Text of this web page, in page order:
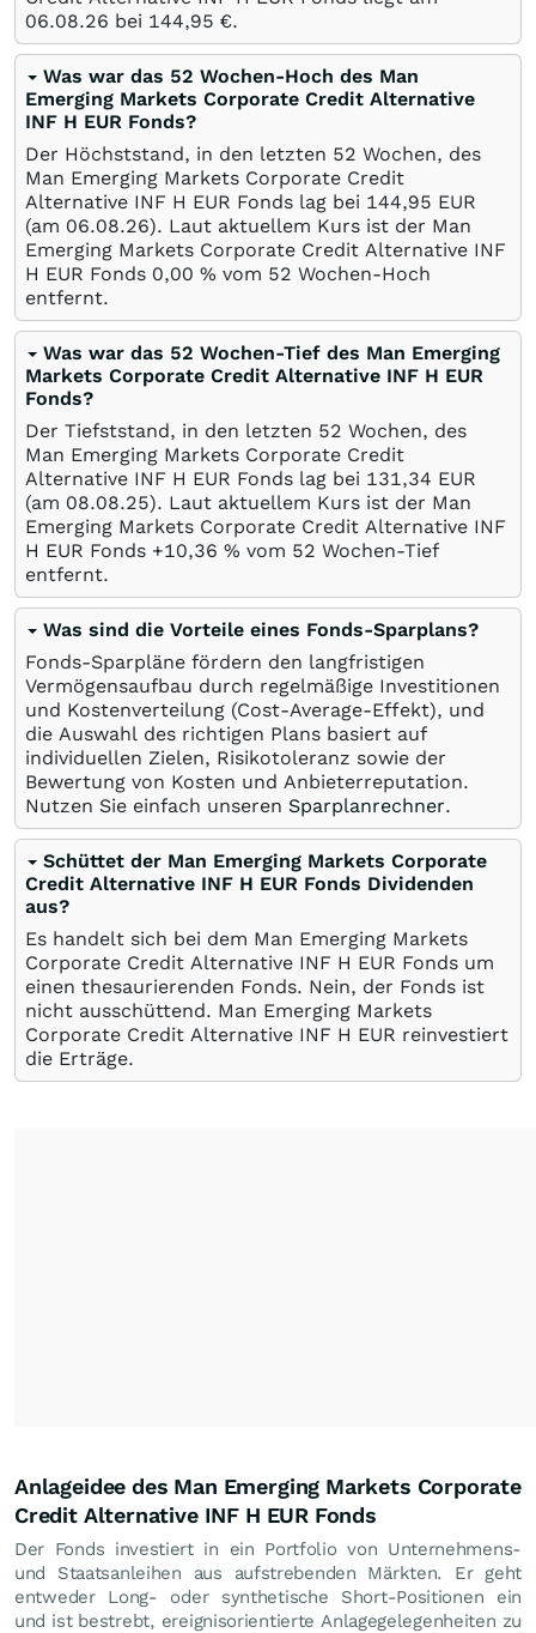
06.08.26 bei 144,95 €.
Was war das 52 Wochen-Hoch des Man
Emerging Markets Corporate Credit Alternative
INF H EUR Fonds?
Der Höchststand, in den letzten 52 Wochen, des
Man Emerging Markets Corporate Credit
Alternative INF H EUR Fonds lag bei 144,95 EUR
(am 06.08.26). Laut aktuellem Kurs ist der Man
Emerging Markets Corporate Credit Alternative INF
H EUR Fonds 0,00 % vom 52 Wochen-Hoch
entfernt.
Was war das 52 Wochen-Tief des Man Emerging
Markets Corporate Credit Alternative INF H EUR
Fonds?
Der Tiefststand, in den letzten 52 Wochen, des
Man Emerging Markets Corporate Credit
Alternative INF H EUR Fonds lag bei 131,34 EUR
(am 08.08.25). Laut aktuellem Kurs ist der Man
Emerging Markets Corporate Credit Alternative INF
H EUR Fonds +10,36 % vom 52 Wochen-Tief
entfernt.
Was sind die Vorteile eines Fonds-Sparplans?
Fonds-Sparpläne fördern den langfristigen
Vermögensaufbau durch regelmäßige Investitionen
und Kostenverteilung (Cost-Average-Effekt), und
die Auswahl des richtigen Plans basiert auf
individuellen Zielen, Risikotoleranz sowie der
Bewertung von Kosten und Anbieterreputation.
Nutzen Sie einfach unseren Sparplanrechner.
Schüttet der Man Emerging Markets Corporate
Credit Alternative INF H EUR Fonds Dividenden
aus?
Es handelt sich bei dem Man Emerging Markets
Corporate Credit Alternative INF H EUR Fonds um
einen thesaurierenden Fonds. Nein, der Fonds ist
nicht ausschüttend. Man Emerging Markets
Corporate Credit Alternative INF H EUR reinvestiert
die Erträge.
Anlageidee des Man Emerging Markets Corporate
Credit Alternative INF H EUR Fonds
Der Fonds investiert in ein Portfolio von Unternehmens-
und Staatsanleihen aus aufstrebenden Märkten. Er geht
entweder Long- oder synthetische Short-Positionen ein
und ist bestrebt, ereignisorientierte Anlagegelegenheiten zu